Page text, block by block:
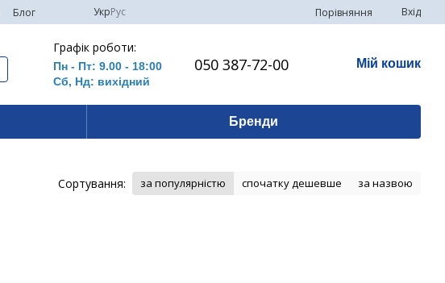
Блог УкрРус Порівняння Вхід
Графік роботи:
Пн - Пт: 9.00 - 18:00
Сб, Нд: вихідний
050 387-72-00 Мій кошик
Бренди
Сортування: за популярністю спочатку дешевше за назвою